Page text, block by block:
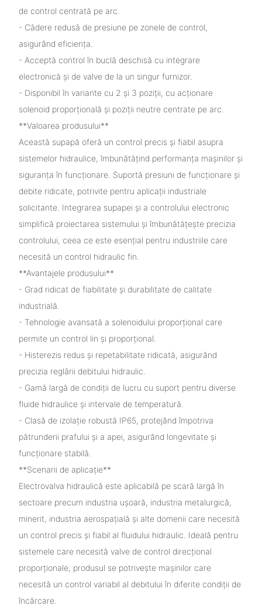
de control centrată pe arc.
- Cădere redusă de presiune pe zonele de control,
asigurând eficiența.
- Acceptă control în buclă deschisă cu integrare
electronică și de valve de la un singur furnizor.
- Disponibil în variante cu 2 și 3 poziții, cu acționare
solenoid proporțională și poziții neutre centrate pe arc.
**Valoarea produsului**
Această supapă oferă un control precis și fiabil asupra
sistemelor hidraulice, îmbunătățind performanța mașinilor și
siguranța în funcționare. Suportă presiuni de funcționare și
debite ridicate, potrivite pentru aplicații industriale
solicitante. Integrarea supapei și a controlului electronic
simplifică proiectarea sistemului și îmbunătățește precizia
controlului, ceea ce este esențial pentru industriile care
necesită un control hidraulic fin.
**Avantajele produsului**
- Grad ridicat de fiabilitate și durabilitate de calitate
industrială.
- Tehnologie avansată a solenoidului proporțional care
permite un control lin și proporțional.
- Histerezis redus și repetabilitate ridicată, asigurând
precizia reglării debitului hidraulic.
- Gamă largă de condiții de lucru cu suport pentru diverse
fluide hidraulice și intervale de temperatură.
- Clasă de izolație robustă IP65, protejând împotriva
pătrunderii prafului și a apei, asigurând longevitate și
funcționare stabilă.
**Scenarii de aplicație**
Electrovalva hidraulică este aplicabilă pe scară largă în
sectoare precum industria ușoară, industria metalurgică,
minerit, industria aerospațială și alte domenii care necesită
un control precis și fiabil al fluidului hidraulic. Ideală pentru
sistemele care necesită valve de control direcțional
proporționale, produsul se potrivește mașinilor care
necesită un control variabil al debitului în diferite condiții de
încărcare.